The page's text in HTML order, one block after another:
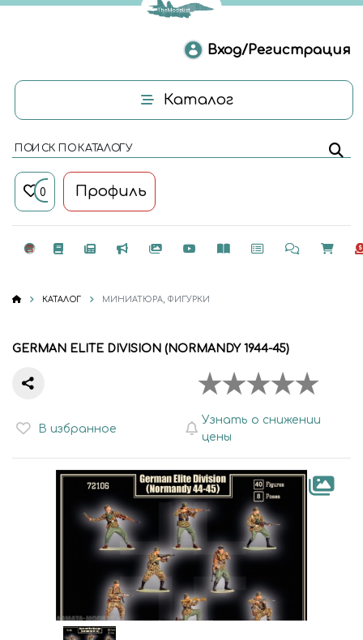
Вход/Регистрация
Каталог
ПОИСК ПО КАТАЛОГУ
0 Профиль
КАТАЛОГ МИНИАТЮРА, ФИГУРКИ
GERMAN ELITE DIVISION (NORMANDY 1944-45)
В избранное
Узнать о снижении
цены